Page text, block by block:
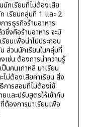
นักเรียนที่ไม่ต้องเสีย
ก เรียนกลุ่มที่ 1 และ 2
ารธุรกิจร้านอาหาร
งคือร้านอาหาร จะมี
ยนเพื่อนำไปประกอบ
ส่วนนักเรียนในกลุ่มที่
เช่น ต้องการนำความรู้
นคนเกาหลี มาเรียน
ม่ต้องเสียค่าเรียน สิ่ง
การสอนที่ไม่ต้องใช้
และปรับสูตรให้เข้ากับ
ต้องการมาเรียนเพื่อ